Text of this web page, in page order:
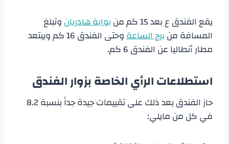
يقع الفندق ع بعد 15 كم من
بوابة هادريانوتبلغ
المسافة منبرج الساعة
وحتى الفندق 16 كم ويبتعد
مطار أنطاليا عن الفندق 6 كم.
استطلاعات الرأي الخاصة بزوار الفندق
حاز الفندق بعد ذلك على تقييمات جيدة جداً بنسبة 8.2
في كل من مايلي: